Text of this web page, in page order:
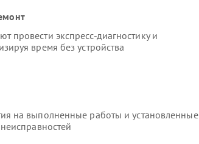
провести экспресс-диагностику и
время без устройства
на выполненные работы и установленные